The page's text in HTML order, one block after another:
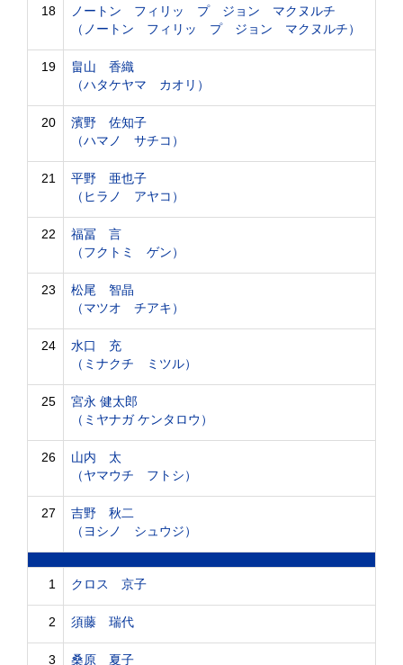
18
ノートン フィリッ プ ジョン マクヌルチ
（ノートン フィリッ プ ジョン マクヌルチ）
19
畠山 香織
（ハタケヤマ カオリ）
20
濱野 佐知子
（ハマノ サチコ）
21
平野 亜也子
（ヒラノ アヤコ）
22
福冨 言
（フクトミ ゲン）
23
松尾 智晶
（マツオ チアキ）
24
水口 充
（ミナクチ ミツル）
25
宮永 健太郎
（ミヤナガ ケンタロウ）
26
山内 太
（ヤマウチ フトシ）
27
吉野 秋二
（ヨシノ シュウジ）
1 クロス 京子
2 須藤 瑞代
3 桑原 夏子